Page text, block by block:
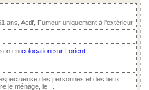
ans, Actif, Fumeur uniquement à l'extérieur
en colocation sur Lorient
des personnes et des lieux.
le ménage, le ...